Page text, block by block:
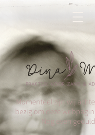
Momenteel zijn wij
bezig om deze
Nog even